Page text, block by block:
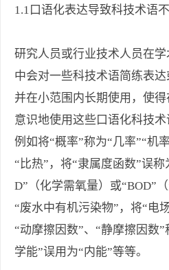
1.1口语化表达导致科技术语
研究人员或行业技术人员在
中会对一些科技术语简练表达
并在小范围内长期使用，使
意识地使用这些口语化科技术
例如将“概率”称为“几率”“机
“比热”，将“隶属度函数”误
D”（化学需氧量）或“BOD”
“废水中有机污染物”，将“电
“动摩擦因数”、“静摩擦因数
学能”误用为“内能”等等。